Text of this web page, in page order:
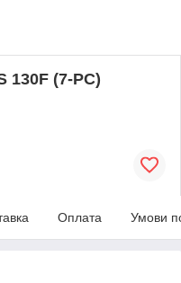
130F (7-PC)
Оплата Умови